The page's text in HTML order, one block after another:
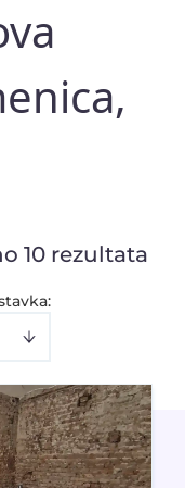
10 rezultata